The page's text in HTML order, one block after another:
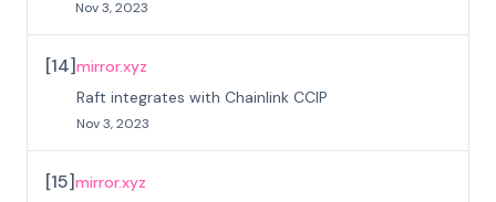
Nov 3, 2023
[14]mirror.xyz
Raft integrates with Chainlink CCIP
Nov 3, 2023
[15]mirror.xyz